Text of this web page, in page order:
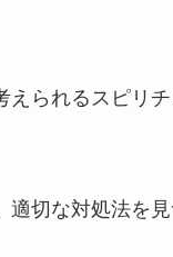
られるスピリ
切な対処法を見